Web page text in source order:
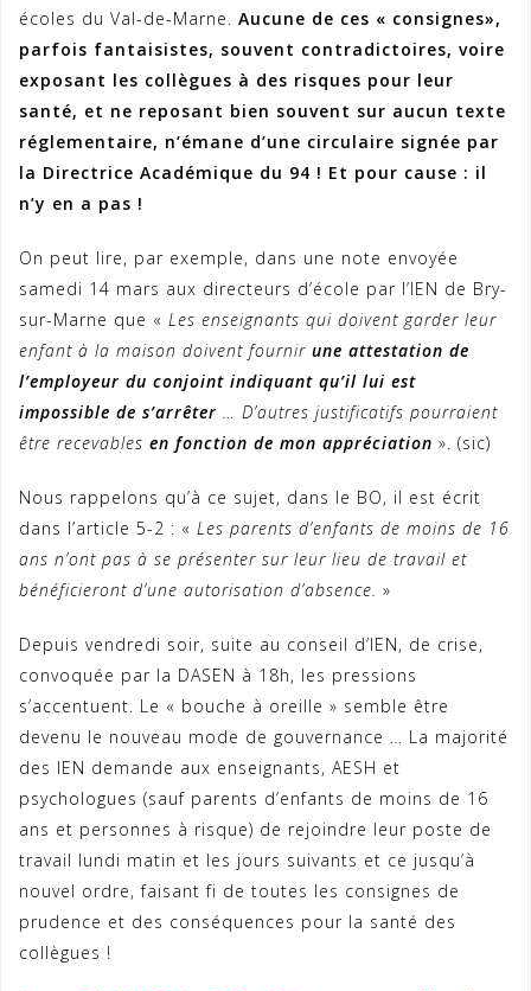
écoles du Val-de-Marne. Aucune de ces « consignes»,
parfois fantaisistes, souvent contradictoires, voire
exposant les collègues à des risques pour leur
santé, et ne reposant bien souvent sur aucun texte
réglementaire, n’émane d’une circulaire signée par
la Directrice Académique du 94 ! Et pour cause : il
n’y en a pas !
On peut lire, par exemple, dans une note envoyée
samedi 14 mars aux directeurs d’école par l’IEN de Bry-
sur-Marne que « Les enseignants qui doivent garder leur
enfant à la maison doivent fournir une attestation de
l’employeur du conjoint indiquant qu’il lui est
impossible de s’arrêter … D’autres justificatifs pourraient
être recevables en fonction de mon appréciation ». (sic)
Nous rappelons qu’à ce sujet, dans le BO, il est écrit
dans l’article 5-2 : « Les parents d’enfants de moins de 16
ans n’ont pas à se présenter sur leur lieu de travail et
bénéficieront d’une autorisation d’absence. »
Depuis vendredi soir, suite au conseil d’IEN, de crise,
convoquée par la DASEN à 18h, les pressions
s’accentuent. Le « bouche à oreille » semble être
devenu le nouveau mode de gouvernance … La majorité
des IEN demande aux enseignants, AESH et
psychologues (sauf parents d’enfants de moins de 16
ans et personnes à risque) de rejoindre leur poste de
travail lundi matin et les jours suivants et ce jusqu’à
nouvel ordre, faisant fi de toutes les consignes de
prudence et des conséquences pour la santé des
collègues !